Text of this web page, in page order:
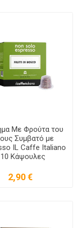
Με Φρούτα του
Συμβατό με
IL Caffe Italiano
Κάψουλες
2,90 €